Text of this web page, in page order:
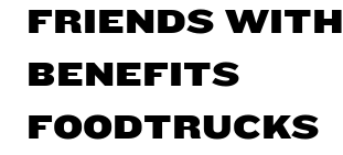
FRIENDS WITH
BENEFITS
FOODTRUCKS